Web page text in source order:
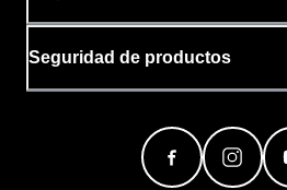
Seguridad de productos